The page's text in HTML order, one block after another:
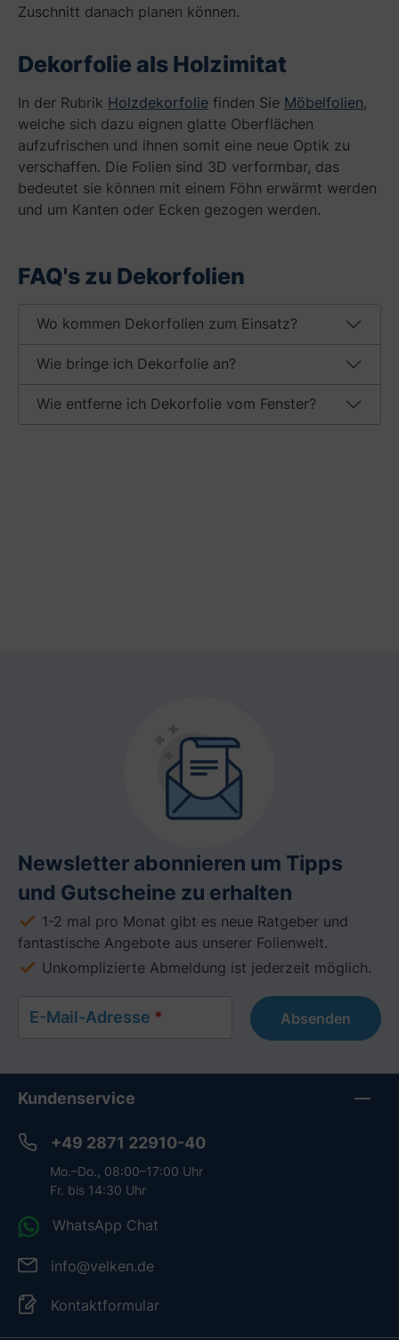
Zuschnitt danach planen können.
Dekorfolie als Holzimitat
In der Rubrik Holzdekorfolie finden Sie Möbelfolien,
welche sich dazu eignen glatte Oberflächen
aufzufrischen und ihnen somit eine neue Optik zu
verschaffen. Die Folien sind 3D verformbar, das
bedeutet sie können mit einem Föhn erwärmt werden
und um Kanten oder Ecken gezogen werden.
FAQ's zu Dekorfolien
Wo kommen Dekorfolien zum Einsatz?
Wie bringe ich Dekorfolie an?
Wie entferne ich Dekorfolie vom Fenster?
Newsletter abonnieren um Tipps
und Gutscheine zu erhalten
1-2 mal pro Monat gibt es neue Ratgeber und
fantastische Angebote aus unserer Folienwelt.
Unkomplizierte Abmeldung ist jederzeit möglich.
E-Mail-Adresse * Absenden
Kundenservice
+49 2871 22910-40
Mo.–Do., 08:00–17:00 Uhr
Fr. bis 14:30 Uhr
WhatsApp Chat
info@velken.de
Kontaktformular